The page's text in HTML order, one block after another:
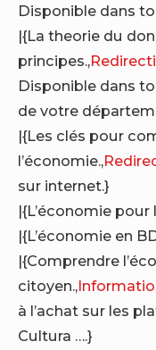
Disponible dans
|{La theorie du
principes.,
Disponible dans
de votre
|{Les clés pour
l’économie.,
sur internet.}
|{L’économie pour
|{L’économie en
|{Comprendre
citoyen.,
à l’achat sur les
Cultura ….}